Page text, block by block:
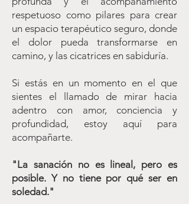
respetuoso como pilares para crear
un espacio terapéutico seguro, donde
el dolor pueda transformarse en
camino, y las cicatrices en sabiduría.
Si estás en un momento en el que
sientes el llamado de mirar hacia
adentro con amor, conciencia y
profundidad, estoy aquí para
acompañarte.
"La sanación no es lineal, pero es
posible. Y no tiene por qué ser en
soledad."